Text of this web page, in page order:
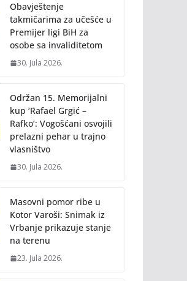
Obavještenje
takmičarima za učešće u
Premijer ligi BiH za
osobe sa invaliditetom
30. Jula 2026.
Održan 15. Memorijalni
kup ‘Rafael Grgić –
Rafko’: Vogošćani osvojili
prelazni pehar u trajno
vlasništvo
30. Jula 2026.
Masovni pomor ribe u
Kotor Varoši: Snimak iz
Vrbanje prikazuje stanje
na terenu
23. Jula 2026.